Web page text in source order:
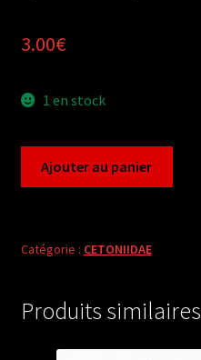
3.00€
1 en stock
(1
from
Ajouter au panier
Catégorie : CETONIIDAE
Produits similaires